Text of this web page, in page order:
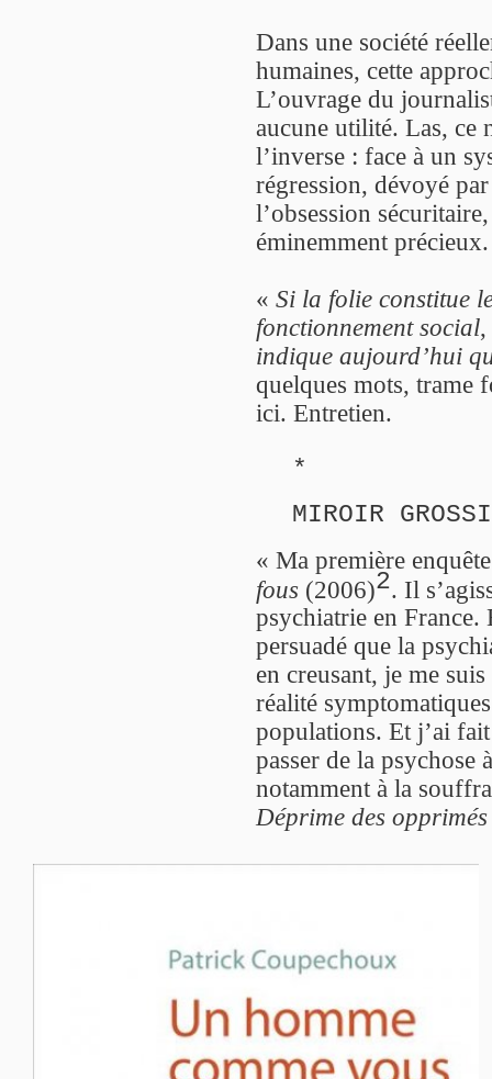
Dans une société
humaines, cette
L’ouvrage du
aucune utilité. Las, ce
l’inverse : face à un
régression, dévoyé
l’obsession
éminemment précieux.
« Si la folie constitue
fonctionnement social
indique aujourd’hui
quelques mots, trame
ici. Entretien.
*
MIROIR
« Ma première
fous (2006)2. Il
psychiatrie en France.
persuadé que la
en creusant, je me
réalité
populations. Et j’ai
passer de la psychose
notamment à la
Déprime des opprimés